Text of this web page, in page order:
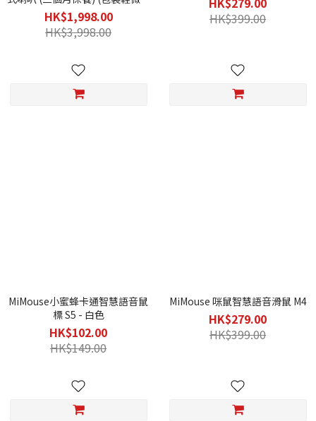
損)
HK$1,998.00
HK$3,998.00
HK$399.00
MiMouse小蜜蜂卡通智慧語音鼠
標 S5 - 白色
HK$102.00
HK$149.00
MiMouse 咪鼠智慧語音滑鼠 M4
HK$279.00
HK$399.00